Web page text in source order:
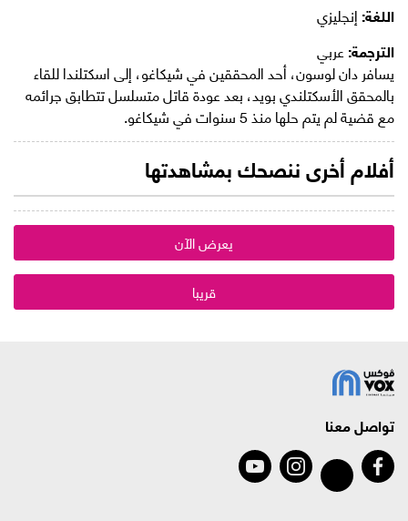
اللغة:إنجليزي
الترجمة:عربي
يسافر دان لوسون، أحد المحققين في شيكاغو، إلى اسكتلندا للقاء
بالمحقق الأسكتلندي بويد، بعد عودة قاتل متسلسل تتطابق جرائمه
مع قضية لم يتم حلها منذ 5 سنوات في شيكاغو.
أفلام أخرى ننصحك بمشاهدتها
يعرض الآن
قريبا
تواصل معنا